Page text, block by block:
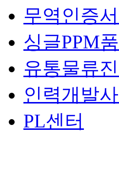
무역인증
싱글PPM
유통물류
인력개발
PL센터